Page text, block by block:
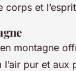
corps et
montagne
l’air pur et aux